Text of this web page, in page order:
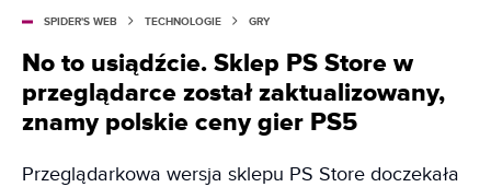
SPIDER'S WEB TECHNOLOGIE GRY
No to usiądźcie. Sklep PS Store w
przeglądarce został zaktualizowany,
znamy polskie ceny gier PS5
Przeglądarkowa wersja sklepu PS Store doczekała